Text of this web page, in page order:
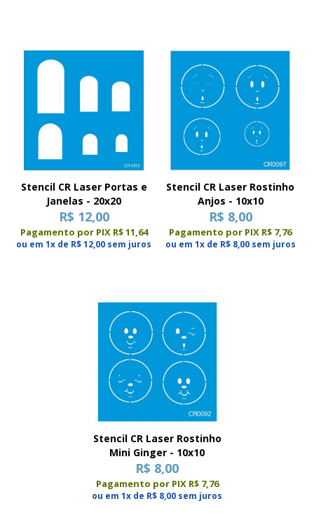
Stencil CR Laser Portas e
Janelas - 20x20
R$ 12,00
Pagamento por PIX R$ 11,64
ou em 1x de R$ 12,00 sem juros
Stencil CR Laser Rostinho
Anjos - 10x10
R$ 8,00
Pagamento por PIX R$ 7,76
ou em 1x de R$ 8,00 sem juros
Stencil CR Laser Rostinho
Mini Ginger - 10x10
R$ 8,00
Pagamento por PIX R$ 7,76
ou em 1x de R$ 8,00 sem juros